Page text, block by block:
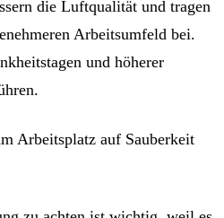
die Luftqualität und tragen
Arbeitsumfeld bei.
und höherer
Arbeitsplatz auf Sauberkeit